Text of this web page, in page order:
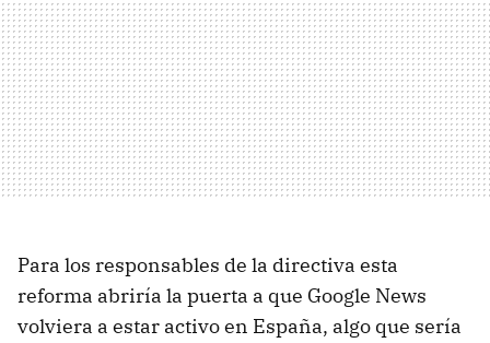
Para los responsables de la directiva esta
reforma abriría la puerta a que Google News
volviera a estar activo en España, algo que sería